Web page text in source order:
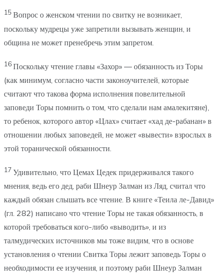
15 Вопрос о женском чтении по свитку не возникает,
поскольку мудрецы уже запретили вызывать женщин, и
община не может пренебречь этим запретом.
16Поскольку чтение главы «Захор» — обязанность из Торы
(как минимум, согласно части законоучителей, которые
считают что такова форма исполнения повелительной
заповеди Торы помнить о том, что сделали нам амалекитяне),
то ребенок, которого автор «Цлах» считает «хад де-рабанан» в
отношении любых заповедей, не может «вывести» взрослых в
этой торанической обязанности.
17 Удивительно, что Цемах Цедек придерживался такого
мнения, ведь его дед, раби Шнеур Залман из Ляд, считал что
каждый обязан слышать все чтение. В книге «Теила ле-Давид»
(гл. 282) написано что чтение Торы не такая обязанность, в
которой требоваться кого-либо «выводить», и из
талмудических источников мы тоже видим, что в основе
установления о чтении Свитка Торы лежит заповедь Торы о
необходимости ее изучения, и поэтому раби Шнеур Залман